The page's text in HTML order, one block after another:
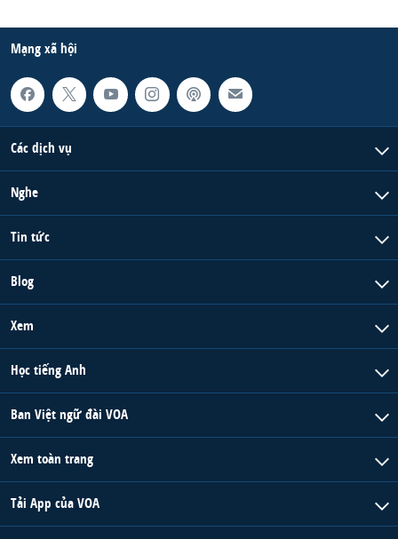
Mạng xã hội
Các dịch vụ
Nghe
Tin tức
Blog
Xem
Học tiếng Anh
Ban Việt ngữ đài VOA
Xem toàn trang
Tải App của VOA